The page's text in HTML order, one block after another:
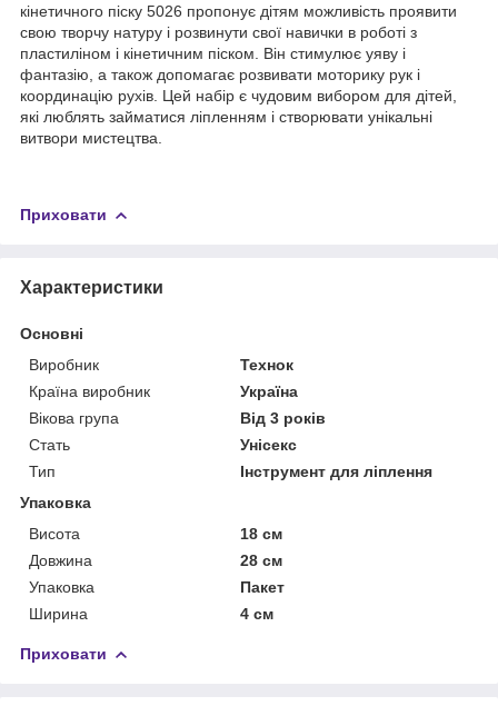
кінетичного піску 5026 пропонує дітям можливість проявити
свою творчу натуру і розвинути свої навички в роботі з
пластиліном і кінетичним піском. Він стимулює уяву і
фантазію, а також допомагає розвивати моторику рук і
координацію рухів. Цей набір є чудовим вибором для дітей,
які люблять займатися ліпленням і створювати унікальні
витвори мистецтва.
Приховати
Характеристики
Основні
Виробник
Технок
Країна виробник
Україна
Вікова група
Від 3 років
Стать
Унісекс
Тип
Інструмент для ліплення
Упаковка
Висота
18 см
Довжина
28 см
Упаковка
Пакет
Ширина
4 см
Приховати